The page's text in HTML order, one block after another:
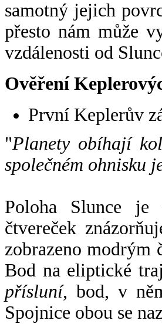
samotný jejich
přesto nám může
vzdálenosti od
Ověření
První Keplerův
"Planety obíhají
společném ohnisku
Poloha Slunce je
čtvereček
zobrazeno modrým
Bod na eliptické
přísluní, bod, v
Spojnice obou se